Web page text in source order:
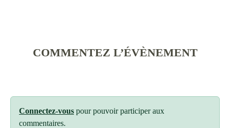
COMMENTEZ L’ÉVÈNEMENT
Connectez-vous pour pouvoir participer aux
commentaires.